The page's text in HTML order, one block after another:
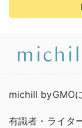
michill byGMO
有識者・ライタ